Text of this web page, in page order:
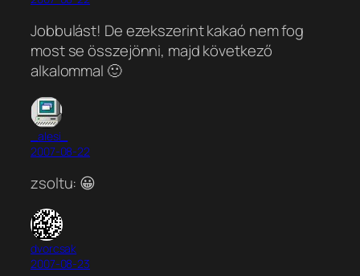
Jobbulást! De ezekszerint kakaó nem fog
most se összejönni, majd következő
alkalommal 🙂
_alesi_
2007-08-22
zsoltu: 😀
dvorcsak
2007-08-23